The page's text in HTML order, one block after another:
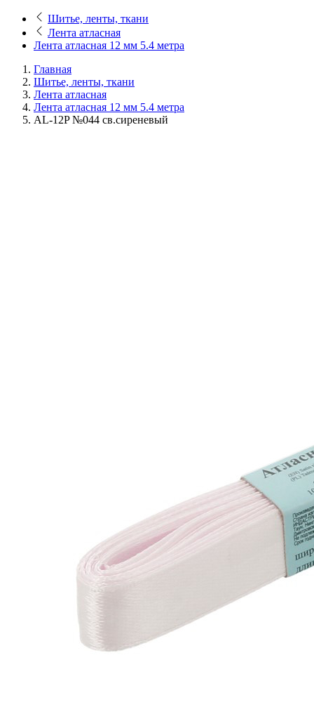
Шитье, ленты, ткани
Лента атласная
Лента атласная 12 мм 5.4 метра
Главная
Шитье, ленты, ткани
Лента атласная
Лента атласная 12 мм 5.4 метра
AL-12P №044 св.сиреневый